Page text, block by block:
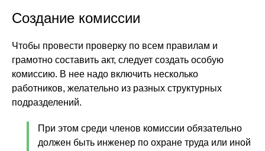
Создание комиссии
Чтобы провести проверку по всем правилам и
грамотно составить акт, следует создать особую
комиссию. В нее надо включить несколько
работников, желательно из разных структурных
подразделений.
При этом среди членов комиссии обязательно
должен быть инженер по охране труда или иной